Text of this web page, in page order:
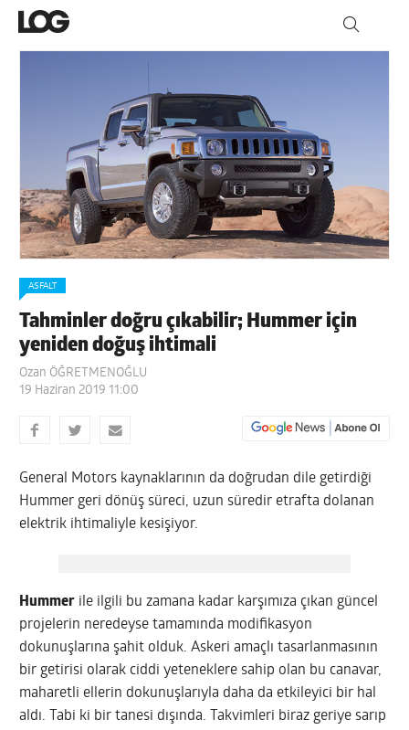
ASFALT
Tahminler doğru çıkabilir; Hummer için
yeniden doğuş ihtimali
Ozan ÖĞRETMENOĞLU
19 Haziran 2019 11:00
General Motors kaynaklarının da doğrudan dile getirdiği
Hummer geri dönüş süreci, uzun süredir etrafta dolanan
elektrik ihtimaliyle kesişiyor.
Hummer ile ilgili bu zamana kadar karşımıza çıkan güncel
projelerin neredeyse tamamında modifikasyon
dokunuşlarına şahit olduk. Askeri amaçlı tasarlanmasının
bir getirisi olarak ciddi yeteneklere sahip olan bu canavar,
maharetli ellerin dokunuşlarıyla daha da etkileyici bir hal
aldı. Tabi ki bir tanesi dışında. Takvimleri biraz geriye sarıp